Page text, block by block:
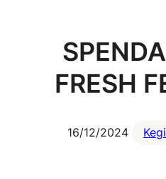
FRESH
16/12/2024